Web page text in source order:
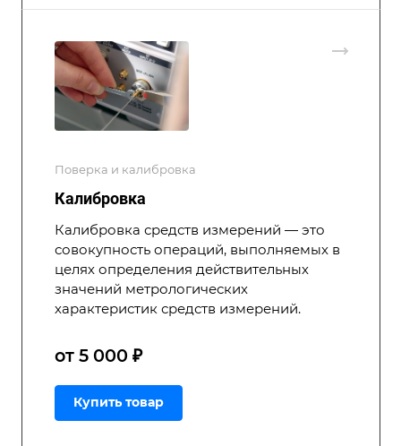
Поверка и калибровка
Калибровка
Калибровка средств измерений — это
совокупность операций, выполняемых в
целях определения действительных
значений метрологических
характеристик средств измерений.
от 5 000 ₽
Купить товар